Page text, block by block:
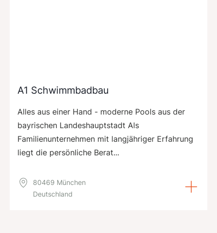
A1 Schwimmbadbau
Alles aus einer Hand - moderne Pools aus der
bayrischen Landeshauptstadt Als
Familienunternehmen mit langjähriger Erfahrung
liegt die persönliche Berat...
80469 München
Deutschland